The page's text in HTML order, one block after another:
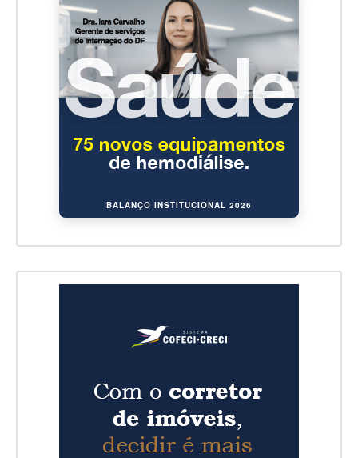
BALANÇO INSTITUCIONAL 2026